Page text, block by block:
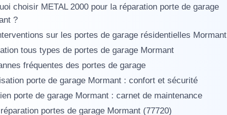
choisir METAL 2000 pour la réparation porte de garage
?
sur les portes de garage résidentielles Mormant
tous types de portes de garage Mormant
fréquentes des portes de garage
porte de garage Mormant : confort et sécurité
porte de garage Mormant : carnet de maintenance
portes de garage Mormant (77720)